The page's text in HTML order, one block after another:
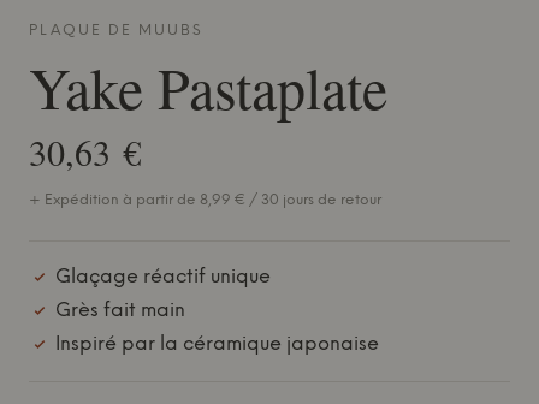
PLAQUE DE MUUBS
Yake Pastaplate
30,63 €
+ Expédition à partir de 8,99 € / 30 jours de retour
Glaçage réactif unique
Grès fait main
Inspiré par la céramique japonaise